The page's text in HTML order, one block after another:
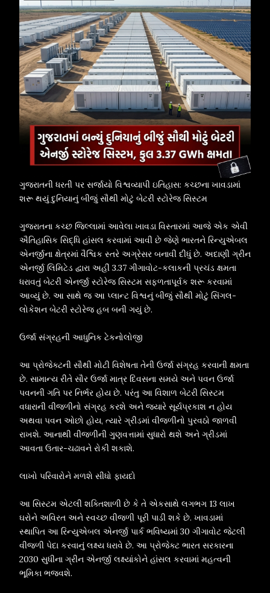
ગુજરાતની ધરતી પર સર્જાયો વિશ્વવ્યાપી ઇતિહાસ: કચ્છના ખાવડામાં
શરૂ થયું દુનિયાનું બીજું સૌથી મોટું બેટરી સ્ટોરેજ સિસ્ટમ
ગુજરાતના કચ્છ જિલ્લામાં આવેલા ખાવડા વિસ્તારમાં આજે એક એવી
ઐતિહાસિક સિદ્ધિ હાંસલ કરવામાં આવી છે જેણે ભારતને રિન્યુએબલ
એનર્જીના ક્ષેત્રમાં વૈશ્વિક સ્તરે અગ્રેસર બનાવી દીધું છે. અદાણી ગ્રીન
એનર્જી લિમિટેડ દ્વારા અહીં 3.37 ગીગાવોટ-કલાકની પ્રચંડ ક્ષમતા
ધરાવતું બેટરી એનર્જી સ્ટોરેજ સિસ્ટમ સફળતાપૂર્વક શરૂ કરવામાં
આવ્યું છે. આ સાથે જ આ પ્લાન્ટ વિશ્વનું બીજું સૌથી મોટું સિંગલ-
લોકેશન બેટરી સ્ટોરેજ હબ બની ગયું છે.
ઉર્જા સંગ્રહની આધુનિક ટેકનોલોજી
આ પ્રોજેક્ટની સૌથી મોટી વિશેષતા તેની ઉર્જા સંગ્રહ કરવાની ક્ષમતા
છે. સામાન્ય રીતે સૌર ઉર્જા માત્ર દિવસના સમયે અને પવન ઉર્જા
પવનની ગતિ પર નિર્ભર હોય છે. પરંતુ આ વિશાળ બેટરી સિસ્ટમ
વધારાની વીજળીનો સંગ્રહ કરશે અને જ્યારે સૂર્યપ્રકાશ ન હોય
અથવા પવન ઓછો હોય, ત્યારે ગ્રીડમાં વીજળીનો પુરવઠો જાળવી
રાખશે. આનાથી વીજળીની ગુણવત્તામાં સુધારો થશે અને ગ્રીડમાં
આવતા ઉતાર-ચઢાવને રોકી શકાશે.
લાખો પરિવારોને મળશે સીધો ફાયદો
આ સિસ્ટમ એટલી શક્તિશાળી છે કે તે એકસાથે લગભગ 13 લાખ
ઘરોને અવિરત અને સ્વચ્છ વીજળી પૂરી પાડી શકે છે. ખાવડામાં
સ્થાપિત આ રિન્યુએબલ એનર્જી પાર્ક ભવિષ્યમાં 30 ગીગાવોટ જેટલી
વીજળી પેદા કરવાનું લક્ષ્ય ધરાવે છે. આ પ્રોજેક્ટ ભારત સરકારના
2030 સુધીના ગ્રીન એનર્જી લક્ષ્યાંકોને હાંસલ કરવામાં મહત્વની
ભૂમિકા ભજવશે.